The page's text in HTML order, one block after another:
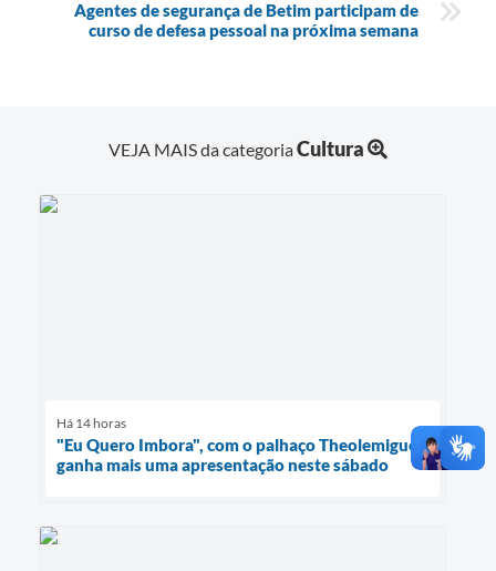
Agentes de segurança de Betim participam de
curso de defesa pessoal na próxima semana
VEJA MAIS da categoriaCultura
Há 14 horas
"Eu Quero Imbora", com o palhaço Theolemigue,
ganha mais uma apresentação neste sábado